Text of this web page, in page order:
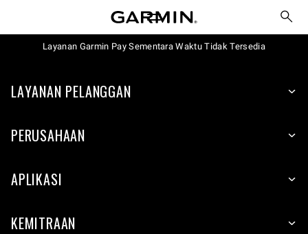
Layanan Garmin Pay Sementara Waktu Tidak Tersedia
LAYANAN PELANGGAN
PERUSAHAAN
APLIKASI
KEMITRAAN